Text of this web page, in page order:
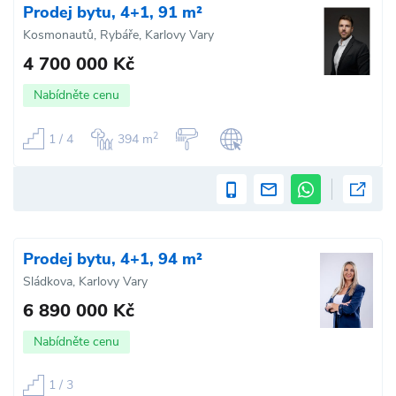
Prodej bytu, 4+1, 91 m²
Kosmonautů, Rybáře, Karlovy Vary
4 700 000 Kč
Nabídněte cenu
1 / 4 394 m2
Prodej bytu, 4+1, 94 m²
Sládkova, Karlovy Vary
6 890 000 Kč
Nabídněte cenu
1 / 3